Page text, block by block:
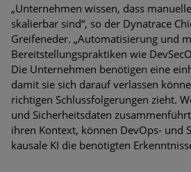
„Unternehmen wissen, dass
skalierbar sind“, so der Dynatrace
Greifeneder. „Automatisierung und
Bereitstellungspraktiken wie
Die Unternehmen benötigen eine
damit sie sich darauf verlassen
richtigen Schlussfolgerungen zieht.
und Sicherheitsdaten
ihren Kontext, können DevOps- und
kausale KI die benötigten